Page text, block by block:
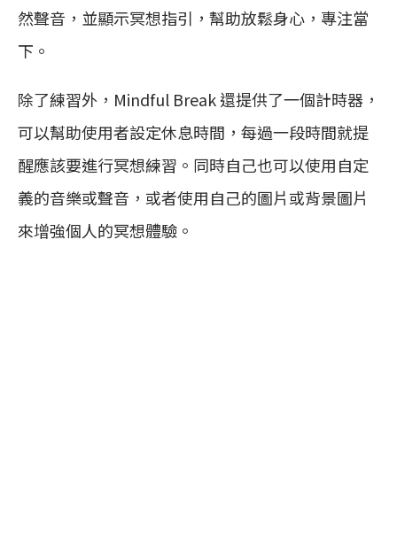
然聲音，並顯示冥想指引，幫助放鬆身心，專注當
下。
除了練習外，Mindful Break 還提供了一個計時器，
可以幫助使用者設定休息時間，每過一段時間就提
醒應該要進行冥想練習。同時自己也可以使用自定
義的音樂或聲音，或者使用自己的圖片或背景圖片
來增強個人的冥想體驗。